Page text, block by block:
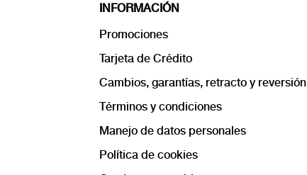
INFORMACIÓN
Promociones
Tarjeta de Crédito
Cambios, garantías, retracto y reversión
Términos y condiciones
Manejo de datos personales
Política de cookies